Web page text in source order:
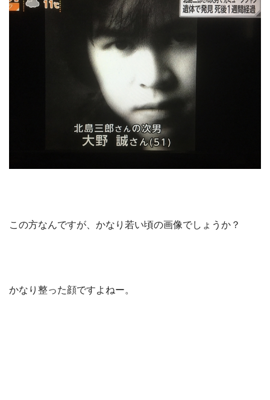
この方なんですが、かなり若い頃の画像でしょうか？
かなり整った顔ですよねー。